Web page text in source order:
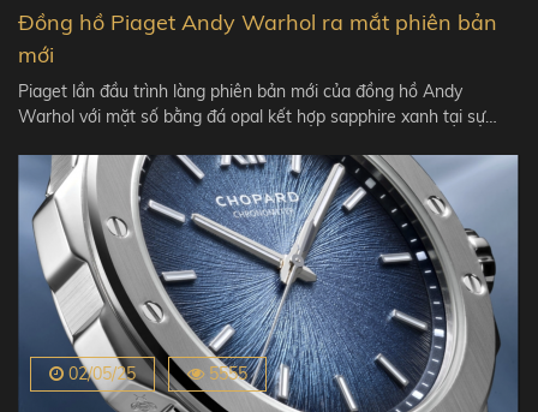
Đồng hồ Piaget Andy Warhol ra mắt phiên bản
mới
Piaget lần đầu trình làng phiên bản mới của đồng hồ Andy
Warhol với mặt số bằng đá opal kết hợp sapphire xanh tại sự…
02/05/25 5555